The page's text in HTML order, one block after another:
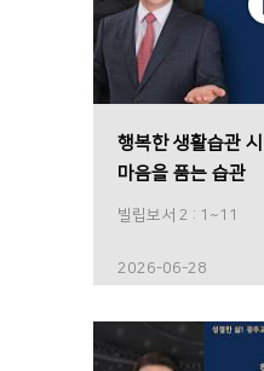
행복한 생활습관
마음을 품는 습관
빌립보서 2 : 1~11
2026-06-28